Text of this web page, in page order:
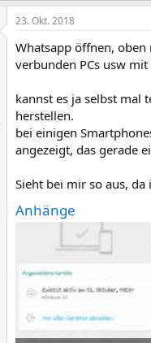
23. Okt. 2018
Whatsapp öffnen,
verbunden PCs usw
kannst es ja selbst mal
herstellen.
bei einigen
angezeigt, das gerade
Sieht bei mir so aus, da
Anhänge